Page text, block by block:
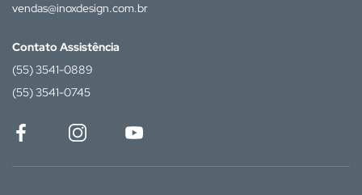
vendas@inoxdesign.com.br
Contato Assistência
(55) 3541-0889
(55) 3541-0745